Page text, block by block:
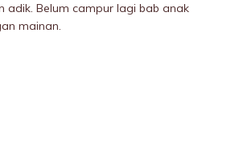
adik. Belum campur lagi bab anak
mainan.